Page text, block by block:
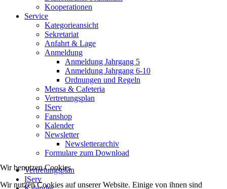
Kooperationen
Service
Kategorieansicht
Sekretariat
Anfahrt & Lage
Anmeldung
Anmeldung Jahrgang 5
Anmeldung Jahrgang 6-10
Ordnungen und Regeln
Mensa & Cafeteria
Vertretungsplan
IServ
Fanshop
Kalender
Newsletter
Newsletterarchiv
Formulare zum Download
Vertretungsplan
IServ
Wir benutzen Cookies
Wir nutzen Cookies auf unserer Website. Einige von ihnen sind